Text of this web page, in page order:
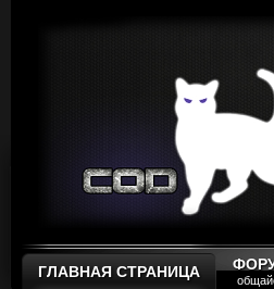
ГЛАВНАЯ СТРАНИЦА